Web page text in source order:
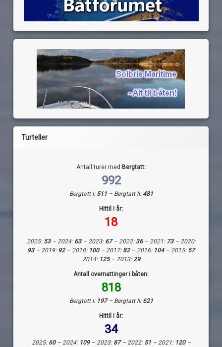
Turteller
Antall turer med Bergtatt:
992
Bergtatt I: 511 – Bergtatt II:481
Hittil i år:
18
2025: 53– 2024:63– 2023: 67– 2022: 36– 2021: 73– 2020:
93– 2019: 92– 2018: 100 – 2017: 82– 2016: 104– 2015: 57
2014: 125– 2013: 29
Antall overnattinger i båten:
818
Bergtatt I: 197– Bergtatt II: 621
Hittil i år:
34
2025: 60– 2024: 109– 2023: 87– 2022: 51– 2021: 120–